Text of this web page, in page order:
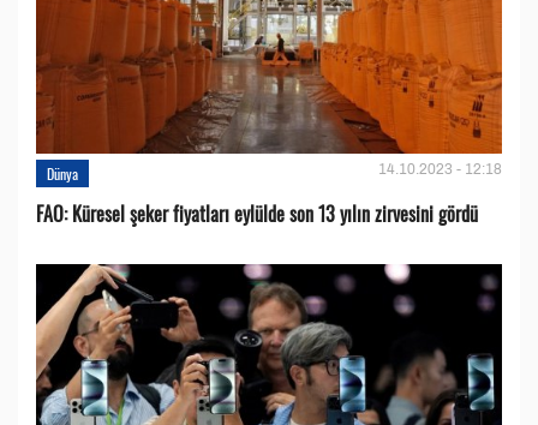
Dünya 14.10.2023 - 12:18
FAO: Küresel şeker fiyatları eylülde son 13 yılın zirvesini gördü